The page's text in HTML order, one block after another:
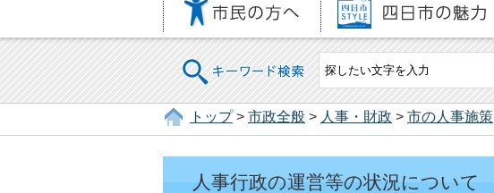
キーワード検索
トップ> 市政全般 > 人事・財政 > 市の人事施策
人事行政の運営等の状況について